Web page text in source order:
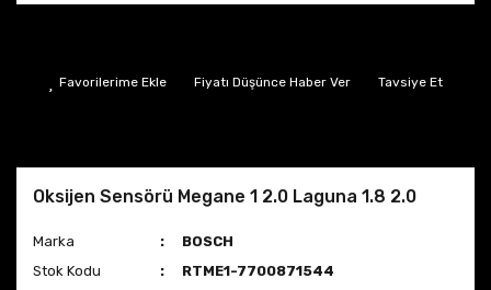
Fiyatı Düşünce Haber Ver Tavsiye Et
Oksijen Sensörü Megane 1 2.0 Laguna 1.8 2.0
Marka
BOSCH
Stok Kodu
RTME1-7700871544